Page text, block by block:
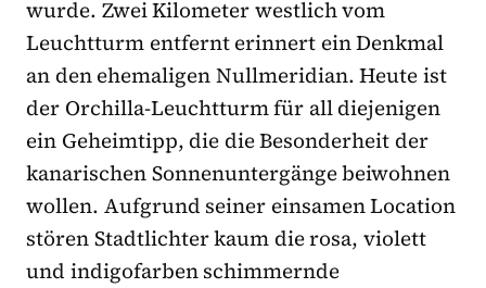
wurde. Zwei Kilometer westlich vom
Leuchtturm entfernt erinnert ein Denkmal
an den ehemaligen Nullmeridian. Heute ist
der Orchilla-Leuchtturm für all diejenigen
ein Geheimtipp, die die Besonderheit der
kanarischen Sonnenuntergänge beiwohnen
wollen. Aufgrund seiner einsamen Location
stören Stadtlichter kaum die rosa, violett
und indigofarben schimmernde